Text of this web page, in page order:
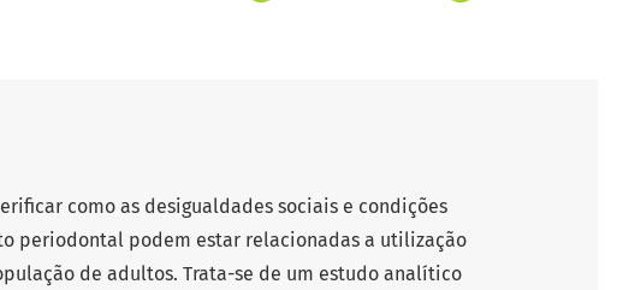
como as desigualdades sociais e condições
periodontal podem estar relacionadas a utilização
de adultos. Trata-se de um estudo analítico